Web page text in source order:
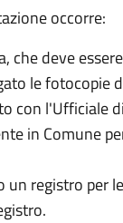
occorre:
che deve
le fotocopie
con l'Ufficiale
in Comune
registro per